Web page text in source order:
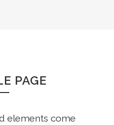
PAGE
elements come